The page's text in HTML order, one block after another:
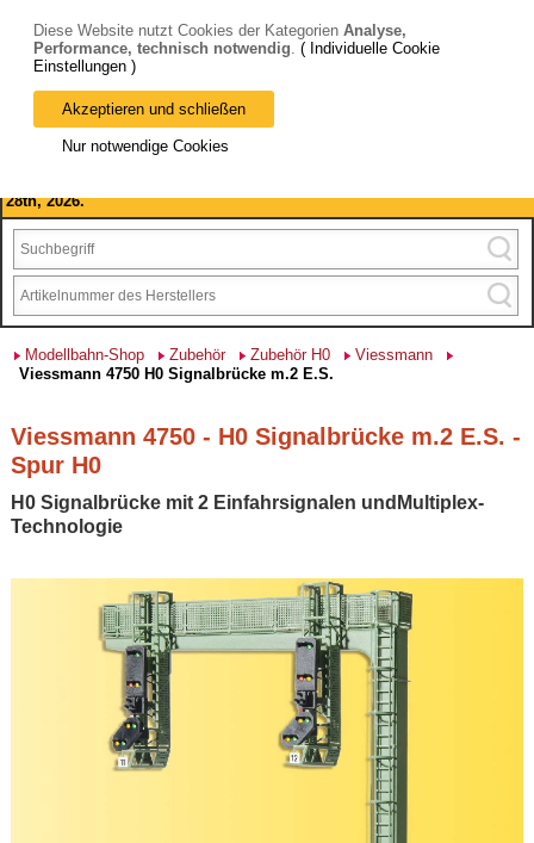
Bitte beachten Sie: wir machen Betriebsferien, vom 03. bis 28.
August 2026 haben wir geschlossen.
28th, 2026.
Modellbahn-Shop Zubehör Zubehör H0
Viessmann
Viessmann 4750 H0 Signalbrücke m.2 E.S.
Viessmann 4750 - H0 Signalbrücke m.2 E.S. -
Spur H0
H0 Signalbrücke mit 2 Einfahrsignalen undMultiplex-
Technologie
Diese Website nutzt Cookies der Kategorien Analyse,
Performance, technisch notwendig. ( Individuelle Cookie
Einstellungen )
Akzeptieren und schließen
Nur notwendige Cookies